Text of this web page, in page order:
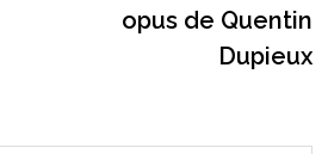
opus de Quentin
Dupieux